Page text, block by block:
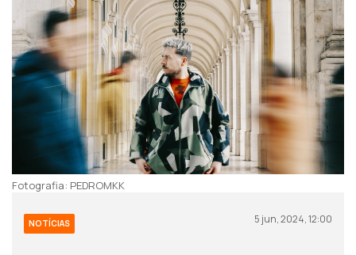
Fotografia: PEDROMKK
NOTÍCIAS 5 jun, 2024, 12:00